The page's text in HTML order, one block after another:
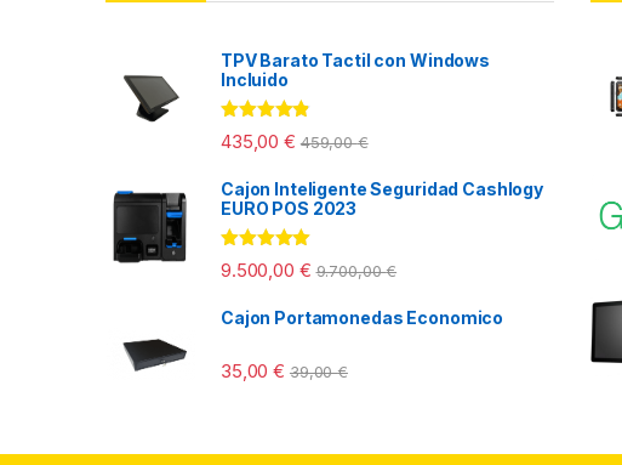
TPV Barato Tactil con Windows
Incluido
Valorado
con4.67 de
435,00€ 459,00€
Cajon Inteligente Seguridad Cashlogy
EURO POS 2023
Valorado con
5.00de 5
9.500,00 € 9.700,00€
Cajon Portamonedas Economico
35,00€ 39,00€